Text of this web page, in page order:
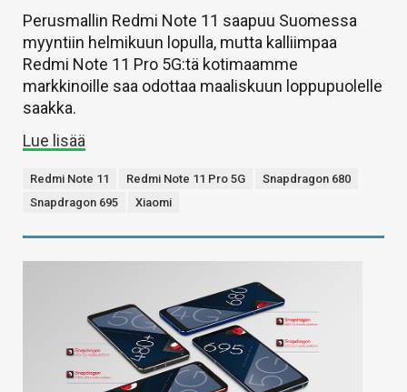
Perusmallin Redmi Note 11 saapuu Suomessa
myyntiin helmikuun lopulla, mutta kalliimpaa
Redmi Note 11 Pro 5G:tä kotimaamme
markkinoille saa odottaa maaliskuun loppupuolelle
saakka.
Lue lisää
Redmi Note 11 Redmi Note 11 Pro 5G
Snapdragon 680
Snapdragon 695
Xiaomi